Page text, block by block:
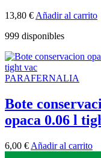
13,80 € Añadir al carrito
999 disponibles
PARAFERNALIA
Bote
opaca 0.06 l
6,00 € Añadir al carrito